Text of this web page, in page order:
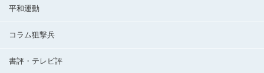
平和運動
コラム狙撃兵
書評・テレビ評